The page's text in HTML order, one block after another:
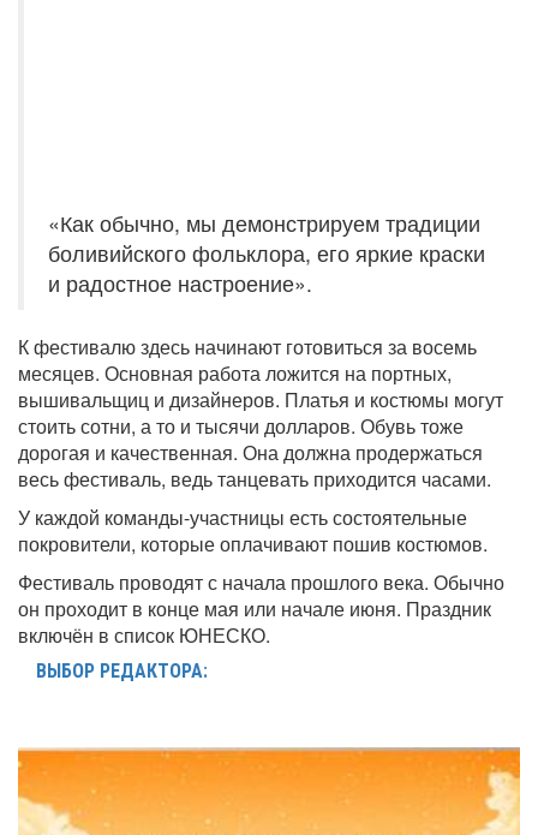
«Как обычно, мы демонстрируем традиции
боливийского фольклора, его яркие краски
и радостное настроение».
К фестивалю здесь начинают готовиться за восемь
месяцев. Основная работа ложится на портных,
вышивальщиц и дизайнеров. Платья и костюмы могут
стоить сотни, а то и тысячи долларов. Обувь тоже
дорогая и качественная. Она должна продержаться
весь фестиваль, ведь танцевать приходится часами.
У каждой команды-участницы есть состоятельные
покровители, которые оплачивают пошив костюмов.
Фестиваль проводят с начала прошлого века. Обычно
он проходит в конце мая или начале июня. Праздник
включён в список ЮНЕСКО.
ВЫБОР РЕДАКТОРА: